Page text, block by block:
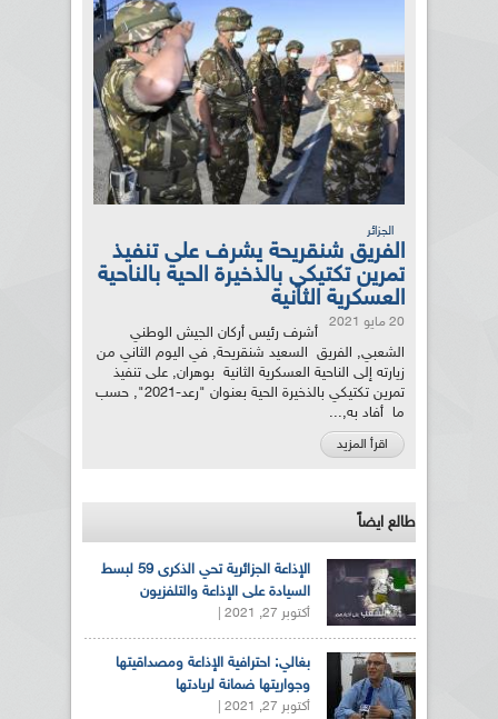
الجزائر
الفريق شنقريحة يشرف على تنفيذ
تمرين تكتيكي بالذخيرة الحية بالناحية
العسكرية الثانية
20 مايو 2021
أشرف رئيس أركان الجيش الوطني
الشعبي, الفريق السعيد شنقريحة, في اليوم الثاني من
زيارته إلى الناحية العسكرية الثانية بوهران, على تنفيذ
تمرين تكتيكي بالذخيرة الحية بعنوان "رعد-2021", حسب
ما أفاد به,...
اقرأ المزيد
طالع ايضاً
الإذاعة الجزائرية تحي الذكرى 59 لبسط
السيادة على الإذاعة والتلفزيون
أكتوبر 27, 2021 |
بغالي: احترافية الإذاعة ومصداقيتها
وجواريتها ضمانة لريادتها
أكتوبر 27, 2021 |